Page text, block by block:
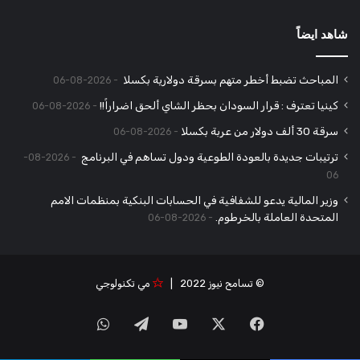
شاهد ايضاً
المباحث تضبط أخطر متهم بسرقة دولارية بكسلا 2026-08-06
كينيا تعترف : قرار السودان بحظر الشاي ألحق اضراراً!! 2026-08-06
سرقة 30 ألف دولار من عربة بكسلا 2026-08-06
ترتيبات جديدة بالعودة الطوعية ودول تساهم في البرنامج
2026-08-
06
وزير المالية يدعو للشفافية في الحسابات البنكية بمنظمات الامم
المتحدة العاملة بالخرطوم.
2026-08-06
© تسامح نيوز 2022 | مي تكنولوجي
فيسبوك ‫YouTubeتيلقرامواتساب